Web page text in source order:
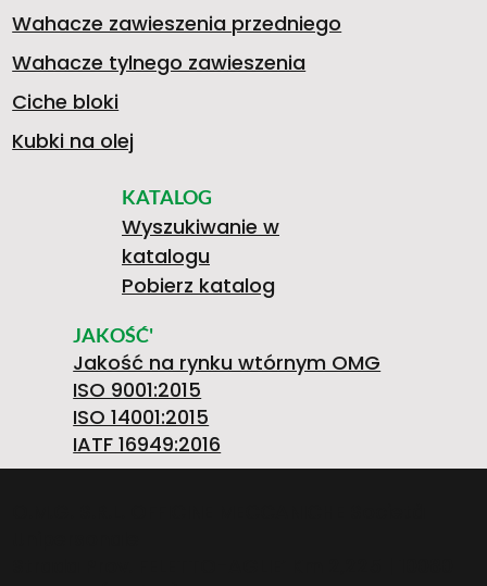
Wahacze zawieszenia przedniego
Wahacze tylnego zawieszenia
Ciche bloki
Kubki na olej
KATALOG
Wyszukiwanie w
katalogu
Pobierz katalog
JAKOŚĆ'
Jakość na rynku wtórnym OMG
ISO 9001:2015
ISO 14001:2015
IATF 16949:2016